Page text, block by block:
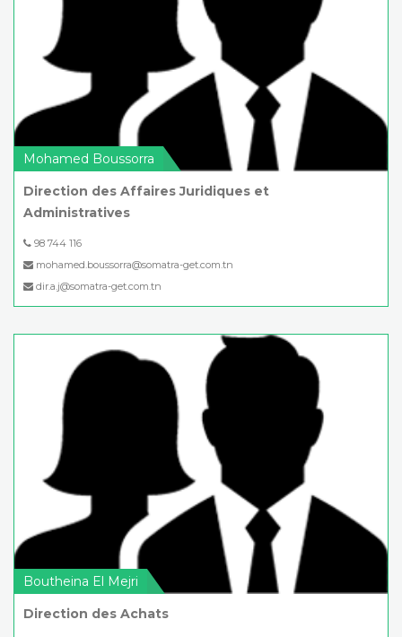
Mohamed Boussorra
Direction des Affaires Juridiques et
Administratives
98 744 116
mohamed.boussorra@somatra-get.com.tn
dir.a.j@somatra-get.com.tn
Boutheina El Mejri
Direction des Achats